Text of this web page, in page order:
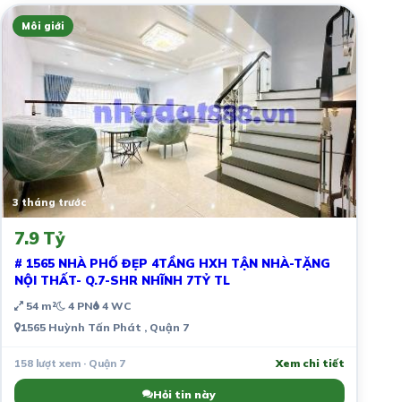
Môi giới
3 tháng trước
7.9 Tỷ
# 1565 NHÀ PHỐ ĐẸP 4TẦNG HXH TẬN NHÀ-TẶNG
NỘI THẤT- Q.7-SHR NHĨNH 7TỶ TL
54 m² 4 PN 4 WC
1565 Huỳnh Tấn Phát , Quận 7
158 lượt xem · Quận 7 Xem chi tiết
Hỏi tin này